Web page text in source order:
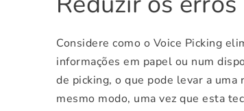
Considere como o Voice Picking
informações em papel ou num
de picking, o que pode levar a
mesmo modo, uma vez que esta